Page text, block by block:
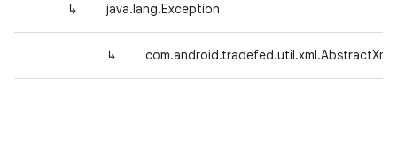
↳ java.lang.Exception
↳